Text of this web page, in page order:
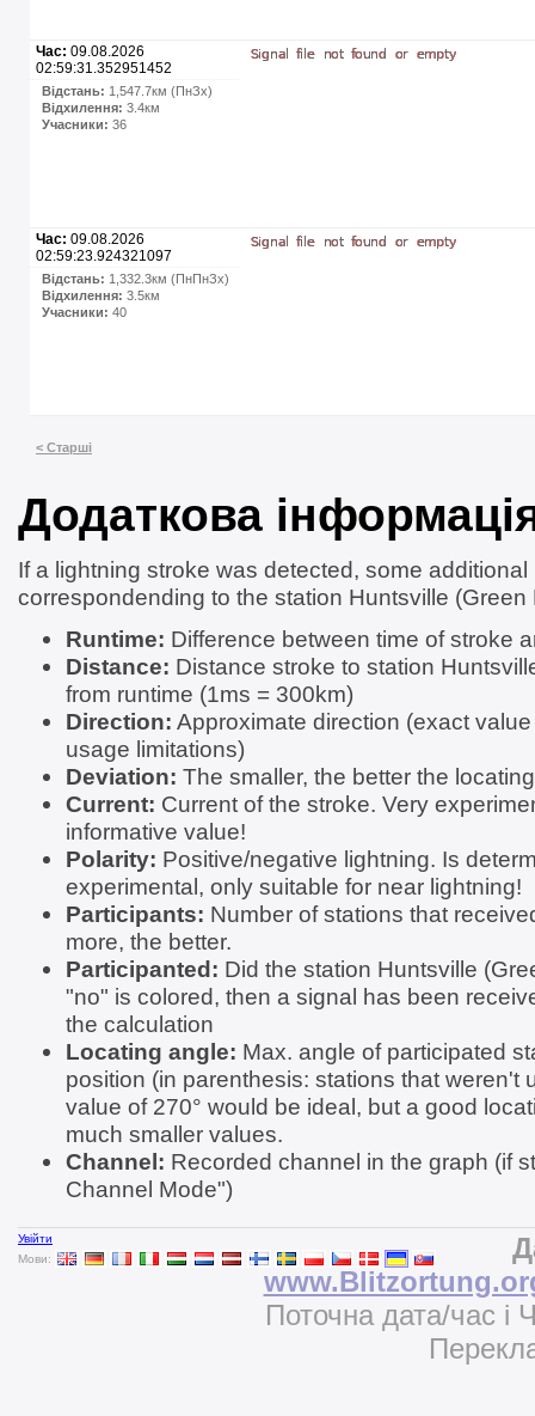
Час: 09.08.2026
02:59:31.352951452
Відстань: 1,547.7км (ПнЗх)
Відхилення: 3.4км
Учасники: 36
Час: 09.08.2026
02:59:23.924321097
Відстань: 1,332.3км (ПнПнЗх)
Відхилення: 3.5км
Учасники: 40
< Старші
Додаткова
If a lightning stroke was detected, some additional
correspondending to the station Huntsville
Runtime: Difference between time of stroke
Distance: Distance stroke to station
from runtime (1ms = 300km)
Direction: Approximate direction (exact
usage limitations)
Deviation: The smaller, the better the locating
Current: Current of the stroke. Very
informative value!
Polarity: Positive/negative lightning. Is
experimental, only suitable for near lightning!
Participants: Number of stations that
more, the better.
Participanted: Did the station Huntsville
"no" is colored, then a signal has been
the calculation
Locating angle: Max. angle of participated
position (in parenthesis: stations that weren't
value of 270° would be ideal, but a good
much smaller values.
Channel: Recorded channel in the graph (if
Channel Mode")
Увійти
Мови:
Поточна дата/час і